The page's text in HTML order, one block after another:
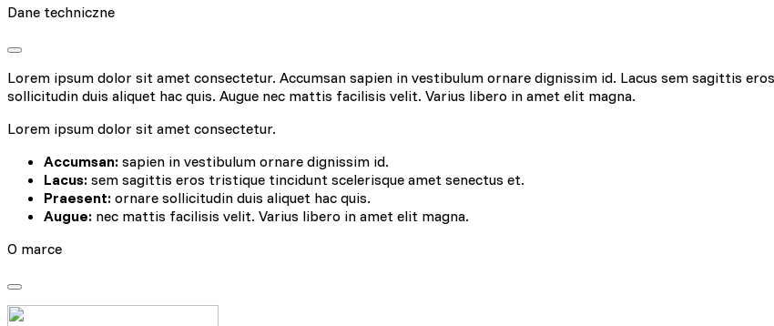
Dane techniczne
Lorem ipsum dolor sit amet consectetur. Accumsan sapien in vestibulum ornare dignissim id. Lacus sem sagittis
sollicitudin duis aliquet hac quis. Augue nec mattis facilisis velit. Varius libero in amet elit magna.
Lorem ipsum dolor sit amet consectetur.
Accumsan: sapien in vestibulum ornare dignissim id.
Lacus: sem sagittis eros tristique tincidunt scelerisque amet senectus et.
Praesent: ornare sollicitudin duis aliquet hac quis.
Augue: nec mattis facilisis velit. Varius libero in amet elit magna.
O marce
Niezbędne
Niezbędne pliki cookie mają kluczowe znaczenie dla podstawowych funkcji witryny i witryna
sposób bez nich. Te pliki cookie nie przechowują żadnych danych umożliwiających
Preferencje